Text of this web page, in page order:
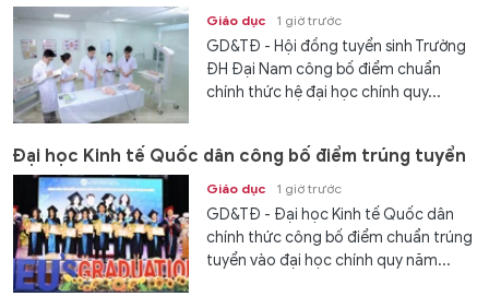
Giáo dục 1 giờ trước
GD&TĐ - Hội đồng tuyển sinh Trường
ĐH Đại Nam công bố điểm chuẩn
chính thức hệ đại học chính quy...
Đại học Kinh tế Quốc dân công bố điểm trúng tuyển
Giáo dục 1 giờ trước
GD&TĐ - Đại học Kinh tế Quốc dân
chính thức công bố điểm chuẩn trúng
tuyển vào đại học chính quy năm...